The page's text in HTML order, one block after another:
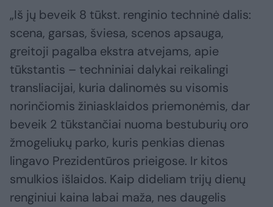
„Iš jų beveik 8 tūkst. renginio techninė dalis:
scena, garsas, šviesa, scenos apsauga,
greitoji pagalba ekstra atvejams, apie
tūkstantis – techniniai dalykai reikalingi
transliacijai, kuria dalinomės su visomis
norinčiomis žiniasklaidos priemonėmis, dar
beveik 2 tūkstančiai nuoma bestuburių oro
žmogeliukų parko, kuris penkias dienas
lingavo Prezidentūros prieigose. Ir kitos
smulkios išlaidos. Kaip dideliam trijų dienų
renginiui kaina labai maža, nes daugelis